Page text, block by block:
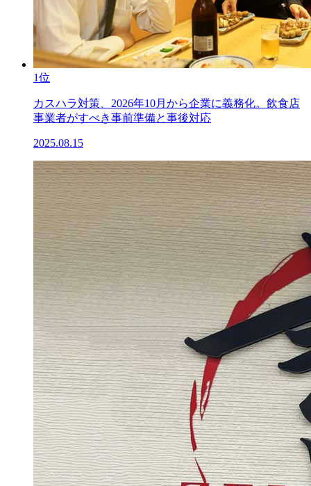
1位
カスハラ対策、2026年10月から企業に義務化。飲食店
事業者がすべき事前準備と事後対応
2025.08.15